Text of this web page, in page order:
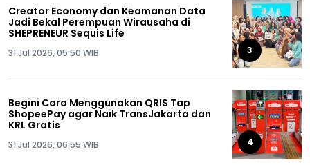
Creator Economy dan Keamanan Data
Jadi Bekal Perempuan Wirausaha di
SHEPRENEUR Sequis Life
31 Jul 2026, 05:50 WIB 3
Begini Cara Menggunakan QRIS Tap
ShopeePay agar Naik TransJakarta dan
KRL Gratis
31 Jul 2026, 06:55 WIB 4